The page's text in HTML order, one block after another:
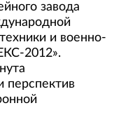
завода
и военно-
2012».
перспектив